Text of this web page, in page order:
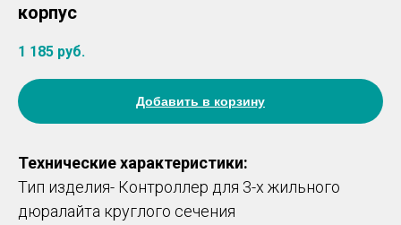
корпус
1 185 руб.
Добавить в корзину
Технические характеристики:
Тип изделия- Контроллер для 3-х жильного
дюралайта круглого сечения